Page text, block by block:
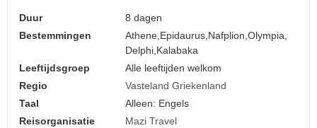
Duur
8 dagen
Bestemmingen
Athene,Epidaurus,Nafplion,Olympia,
Delphi,Kalabaka
Leeftijdsgroep
Alle leeftijden welkom
Regio
Vasteland Griekenland
Taal
Alleen: Engels
Reisorganisatie
Mazi Travel